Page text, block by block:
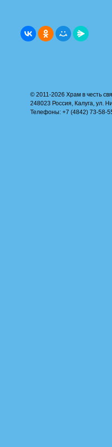
© 2011-2026 Храм в честь
248023 Россия, Калуга, ул.
Телефоны: +7 (4842) 73-58-